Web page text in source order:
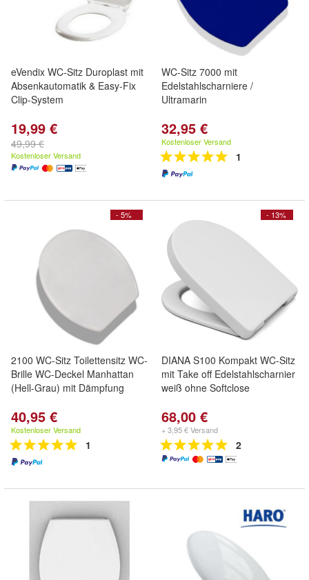
eVendix WC-Sitz Duroplast mit
Absenkautomatik & Easy-Fix
Clip-System
19,99 €
49,99 €
Kostenloser Versand
WC-Sitz 7000 mit
Edelstahlscharniere /
Ultramarin
32,95 €
Kostenloser Versand
1
- 5%
2100 WC-Sitz Toilettensitz WC-
Brille WC-Deckel Manhattan
(Hell-Grau) mit Dämpfung
40,95 €
Kostenloser Versand
1
- 13%
DIANA S100 Kompakt WC-Sitz
mit Take off Edelstahlscharnier
weiß ohne Softclose
68,00 €
+ 3,95 € Versand
2